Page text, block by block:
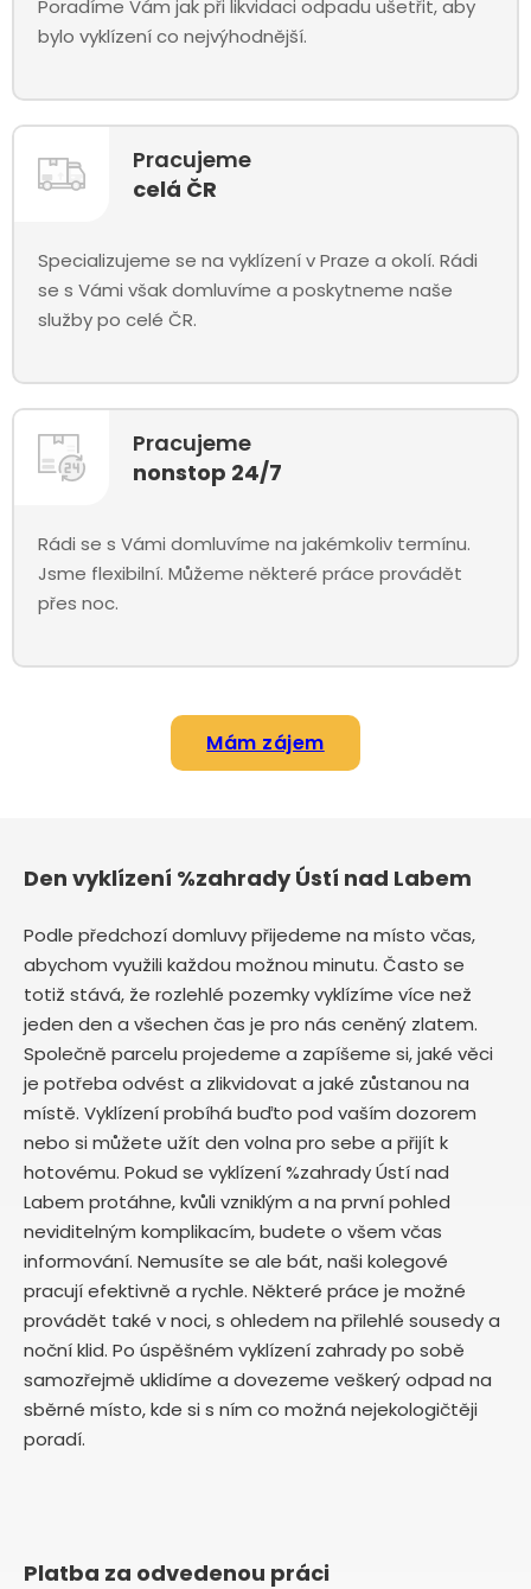
Poradíme Vám jak při likvidaci odpadu ušetřit, aby
bylo vyklízení co nejvýhodnější.
Pracujeme
celá ČR
Specializujeme se na vyklízení v Praze a okolí. Rádi
se s Vámi však domluvíme a poskytneme naše
služby po celé ČR.
Pracujeme
nonstop 24/7
Rádi se s Vámi domluvíme na jakémkoliv termínu.
Jsme flexibilní. Můžeme některé práce provádět
přes noc.
Mám zájem
Den vyklízení %zahrady Ústí nad Labem
Podle předchozí domluvy přijedeme na místo včas,
abychom využili každou možnou minutu. Často se
totiž stává, že rozlehlé pozemky vyklízíme více než
jeden den a všechen čas je pro nás ceněný zlatem.
Společně parcelu projedeme a zapíšeme si, jaké věci
je potřeba odvést a zlikvidovat a jaké zůstanou na
místě. Vyklízení probíhá buďto pod vaším dozorem
nebo si můžete užít den volna pro sebe a přijít k
hotovému. Pokud se vyklízení %zahrady Ústí nad
Labem protáhne, kvůli vzniklým a na první pohled
neviditelným komplikacím, budete o všem včas
informování. Nemusíte se ale bát, naši kolegové
pracují efektivně a rychle. Některé práce je možné
provádět také v noci, s ohledem na přilehlé sousedy a
noční klid. Po úspěšném vyklízení zahrady po sobě
samozřejmě uklidíme a dovezeme veškerý odpad na
sběrné místo, kde si s ním co možná nejekologičtěji
poradí.
Platba za odvedenou práci